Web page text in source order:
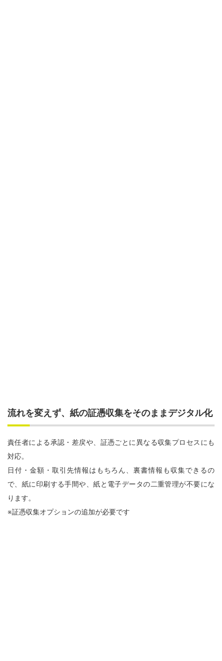
流れを変えず、紙の証憑収集をそのままデジタル化
責任者による承認・差戻や、証憑ごとに異なる収集プロセスにも
対応。
日付・金額・取引先情報はもちろん、裏書情報も収集できるの
で、紙に印刷する手間や、紙と電子データの二重管理が不要にな
ります。
※証憑収集オプションの追加が必要です